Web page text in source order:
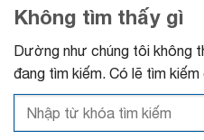
Không tìm thấy gì
Dường như chúng tôi không
đang tìm kiếm. Có lẽ tìm